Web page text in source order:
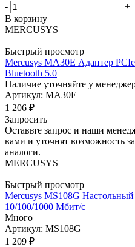
-
+
В корзину
MERCUSYS
Быстрый просмотр
Mercusys MA30E Адаптер
Bluetooth 5.0
Наличие уточняйте у
Артикул: MA30E
1 206 ₽
Запросить
Оставьте запрос и наши
вами и уточнят возможность
аналоги.
MERCUSYS
Быстрый просмотр
Mercusys MS108G
10/100/1000 Мбит/с
Много
Артикул: MS108G
1 209 ₽